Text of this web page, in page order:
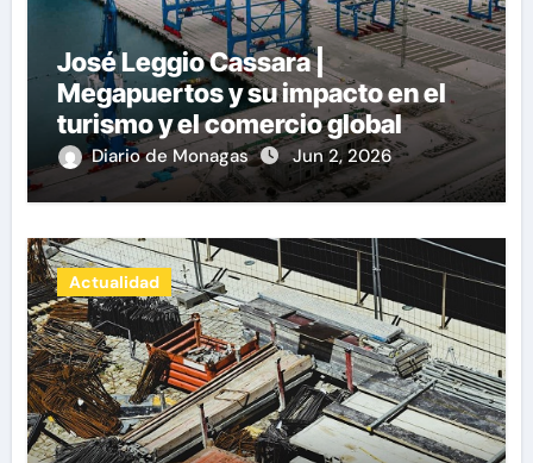
José Leggio Cassara |
Megapuertos y su impacto en el
turismo y el comercio global
Diario de Monagas Jun 2, 2026
Actualidad